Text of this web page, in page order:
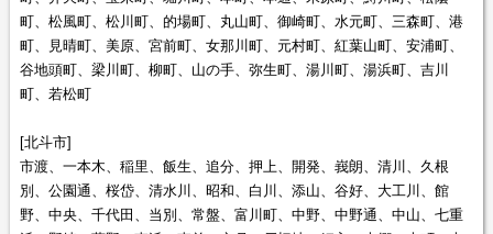
町、松風町、松川町、的場町、丸山町、御崎町、水元町、三森町、港
町、見晴町、美原、宮前町、女那川町、元村町、紅葉山町、安浦町、
谷地頭町、梁川町、柳町、山の手、弥生町、湯川町、湯浜町、吉川
町、若松町
[北斗市]
市渡、一本木、稲里、飯生、追分、押上、開発、峩朗、清川、久根
別、公園通、桜岱、清水川、昭和、白川、添山、谷好、大工川、館
野、中央、千代田、当別、常盤、富川町、中野、中野通、中山、七重